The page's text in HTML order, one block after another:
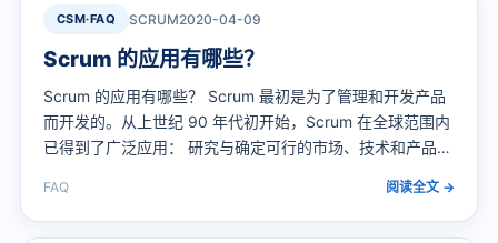
样所有留意这些…
CSM·FAQ SCRUM2020-04-09
Scrum 的应用有哪些？
Scrum 的应用有哪些？ Scrum 最初是为了管理和开发产品
而开发的。从上世纪 90 年代初开始，Scrum 在全球范围内
已得到了广泛应用： 研究与确定可行的市场、技术和产品能
功能； 为产品使用开发与支持云（在线、安全、按需）和其
他运行环境；以及，支持和更新产品。； Scrum 已被用于
FAQ 阅读全文 →